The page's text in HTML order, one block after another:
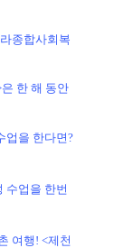
종합사회복
한 해 동안
업을 한다면?
수업을 한번
여행! <제천